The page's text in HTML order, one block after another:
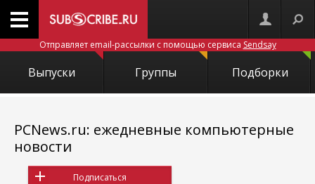
Отправляет email-рассылки с помощью сервиса Sendsay
Выпуски Группы Подборки
PCNews.ru: ежедневные компьютерные
новости
Подписаться